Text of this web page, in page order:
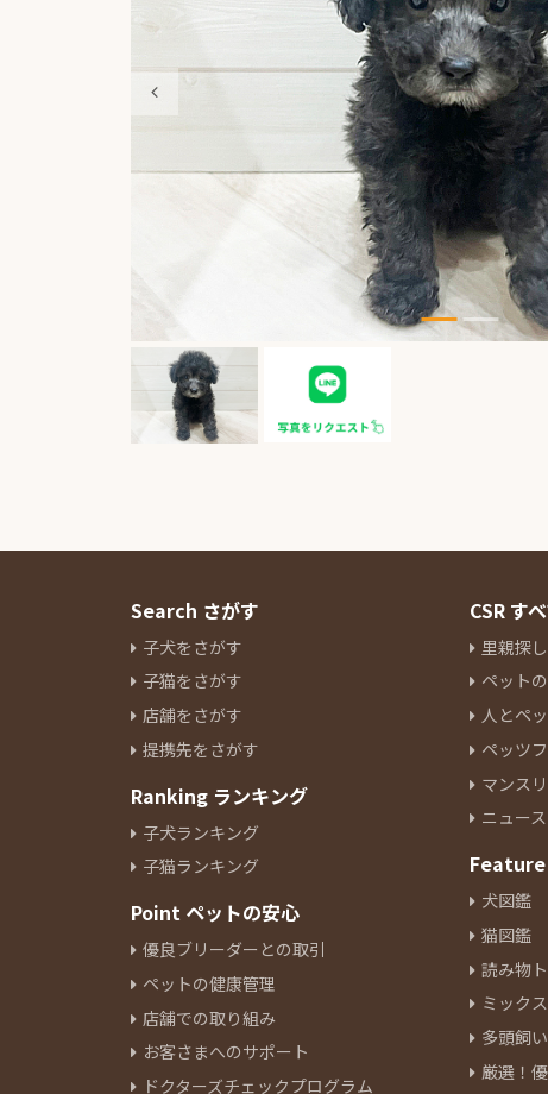
Search さがす
子犬をさがす
子猫をさがす
店舗をさがす
提携先をさがす
Ranking ランキング
子犬ランキング
子猫ランキング
Point ペットの安心
優良ブリーダーとの取引
ペットの健康管理
店舗での取り組み
お客さまへのサポート
ドクターズチェックプログラム
CSR す
里親探
ペット
人とペ
ペッツ
マンス
ニュー
Feature
犬図鑑
猫図鑑
読み物
ミック
多頭飼
厳選！